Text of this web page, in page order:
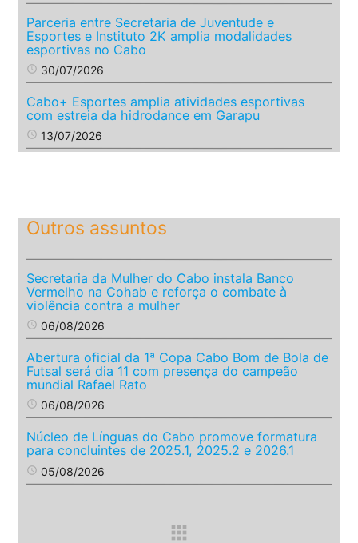
Parceria entre Secretaria de Juventude e
Esportes e Instituto 2K amplia modalidades
esportivas no Cabo
access_time 30/07/2026
Cabo+ Esportes amplia atividades esportivas
com estreia da hidrodance em Garapu
access_time 13/07/2026
Outros assuntos
Secretaria da Mulher do Cabo instala Banco
Vermelho na Cohab e reforça o combate à
violência contra a mulher
access_time 06/08/2026
Abertura oficial da 1ª Copa Cabo Bom de Bola de
Futsal será dia 11 com presença do campeão
mundial Rafael Rato
access_time 06/08/2026
Núcleo de Línguas do Cabo promove formatura
para concluintes de 2025.1, 2025.2 e 2026.1
access_time 05/08/2026
apps